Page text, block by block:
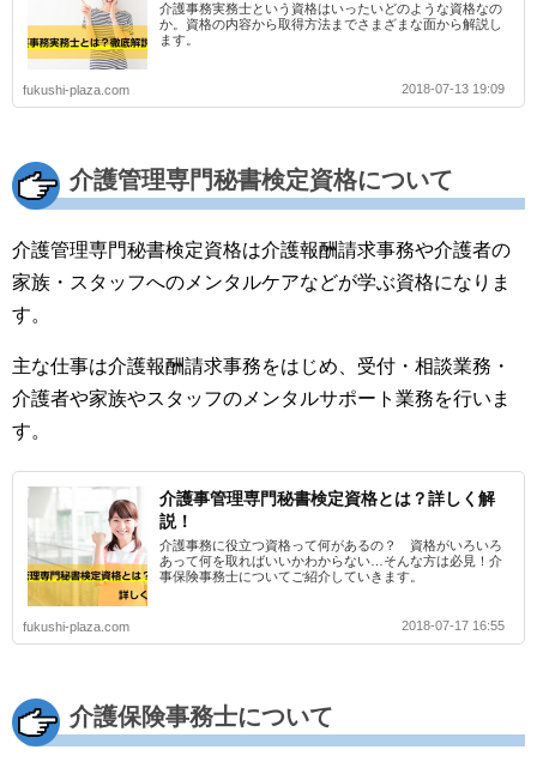
介護事務実務士という資格はいったいどのような資格なの
か。資格の内容から取得方法までさまざまな面から解説し
ます。
fukushi-plaza.com 2018-07-13 19:09
介護管理専門秘書検定資格について
介護管理専門秘書検定資格は介護報酬請求事務や介護者の
家族・スタッフへのメンタルケアなどが学ぶ資格になりま
す。
主な仕事は介護報酬請求事務をはじめ、受付・相談業務・
介護者や家族やスタッフのメンタルサポート業務を行いま
す。
介護事管理専門秘書検定資格とは？詳しく解
説！
介護事務に役立つ資格って何があるの？ 資格がいろいろ
あって何を取ればいいかわからない…そんな方は必見！介
事保険事務士についてご紹介していきます。
fukushi-plaza.com 2018-07-17 16:55
介護保険事務士について